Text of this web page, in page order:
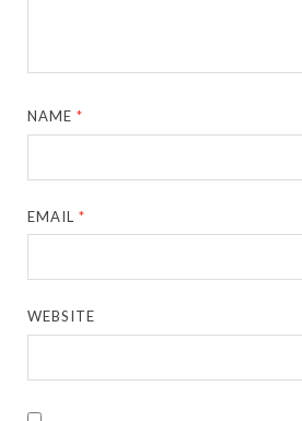
NAME*
EMAIL*
WEBSITE